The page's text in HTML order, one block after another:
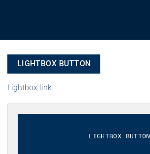
LIGHTBOX BUTTON
Lightbox link
LIGHTBOX BUTTON